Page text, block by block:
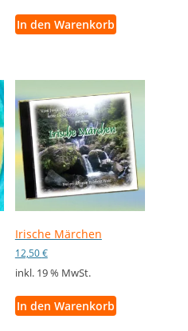
In den Warenkorb
Irische Märchen
12,50€
inkl. 19 % MwSt.
In den Warenkorb